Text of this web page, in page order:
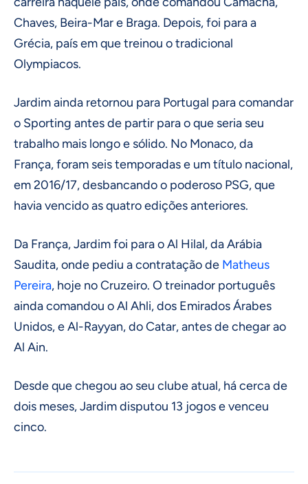
Chaves, Beira-Mar e Braga. Depois, foi para a
Grécia, país em que treinou o tradicional
Olympiacos.
Jardim ainda retornou para Portugal para comandar
o Sporting antes de partir para o que seria seu
trabalho mais longo e sólido. No Monaco, da
França, foram seis temporadas e um título nacional,
em 2016/17, desbancando o poderoso PSG, que
havia vencido as quatro edições anteriores.
Da França, Jardim foi para o Al Hilal, da Arábia
Saudita, onde pediu a contratação de Matheus
Pereira, hoje no Cruzeiro. O treinador português
ainda comandou o Al Ahli, dos Emirados Árabes
Unidos, e Al-Rayyan, do Catar, antes de chegar ao
Al Ain.
Desde que chegou ao seu clube atual, há cerca de
dois meses, Jardim disputou 13 jogos e venceu
cinco.